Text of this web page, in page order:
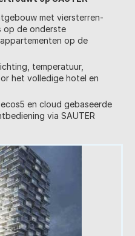
met viersterren-
op de onderste
op de
temperatuur,
het volledige hotel en
en cloud gebaseerde
via SAUTER